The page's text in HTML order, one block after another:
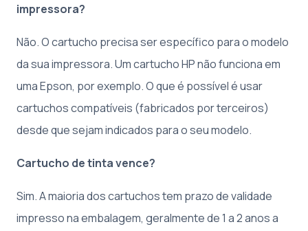
impressora?
Não. O cartucho precisa ser específico para o modelo
da sua impressora. Um cartucho HP não funciona em
uma Epson, por exemplo. O que é possível é usar
cartuchos compatíveis (fabricados por terceiros)
desde que sejam indicados para o seu modelo.
Cartucho de tinta vence?
Sim. A maioria dos cartuchos tem prazo de validade
impresso na embalagem, geralmente de 1 a 2 anos a